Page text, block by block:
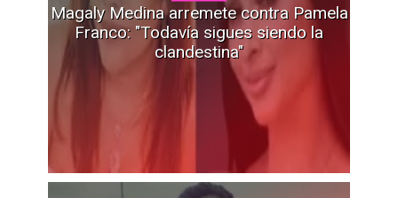
Magaly Medina arremete contra Pamela
Franco: "Todavía sigues siendo la
clandestina"